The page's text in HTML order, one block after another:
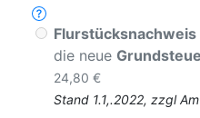
die neue
24,80 €
Stand 1.1,.2022, zzgl